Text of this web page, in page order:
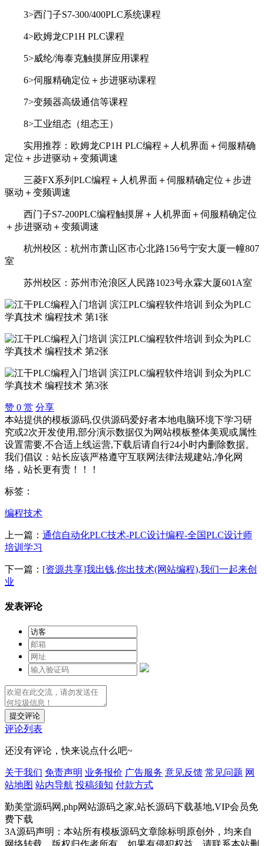
3>西门子S7-300/400PLC系统课程
4>欧姆龙CP1H PLC课程
5>威纶/海泰克触摸屏应用课程
6>伺服精确定位＋步进驱动课程
7>变频器高级通信等课程
8>工业组态（组态王）
实用推荐：欧姆龙CP1H PLC编程＋人机界面＋伺服精确
定位＋步进驱动＋变频调速
三菱FX系列PLC编程＋人机界面＋伺服精确定位＋步进
驱动＋变频调速
西门子S7-200PLC编程触摸屏＋人机界面＋伺服精确定位
＋步进驱动＋变频调速
杭州校区：杭州市萧山区市心北路156号宁安大厦一幢807
室
苏州校区：苏州市沧浪区人民路1023号永霖大厦601A室
赞 0 赏 分享
本站提供的模板源码,仅供源码爱好者本地电脑环境下学习研
究或2次开发使用,部分演示数据仅为网站模板整体美观或属性
设置需要,不合适上线运营,下载后请自行24小时内删除数据。
我们倡议：站长应该严格遵守互联网法律法规建站,净化网
络，站长更有责！！！
标签：
编程技术
上一篇： 通信自动化PLC技术-PLC设计编程-全国PLC设计师
培训学习
下一篇： [资源共享]我出钱,你出技术(网站编程),我们一起来创
业
发表评论
提交评论
评论列表
还没有评论，快来说点什么吧~
关于我们 免责声明 业务报价 广告服务 意见反馈 常见问题 网
站地图 站内导航 投稿须知 付款方式
勤美堂源码网,php网站源码之家,站长源码下载基地,VIP会员免
费下载
3A源码声明：本站所有模板源码文章除标明原创外，均来自